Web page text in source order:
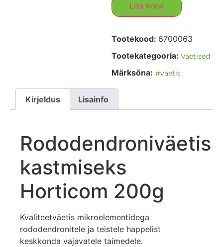
Lisa korvi
Tootekood: 6700063
Tootekategooria: Väetised
Märksõna: #väetis
Kirjeldus Lisainfo
Rododendroniväetis
kastmiseks
Horticom 200g
Kvaliteetväetis mikroelementidega
rododendronitele ja teistele happelist
keskkonda vajavatele taimedele.